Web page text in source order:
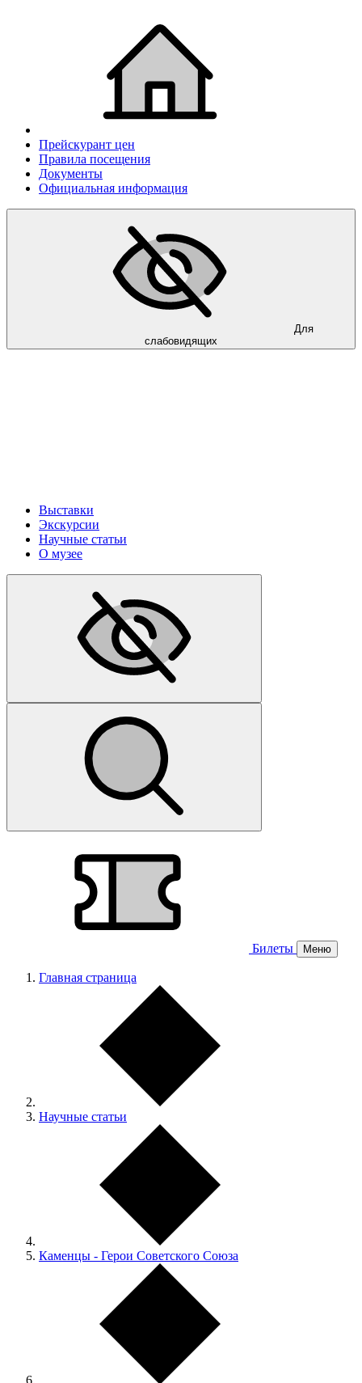
Прейскурант цен
Правила посещения
Документы
Официальная информация
Для
слабовидящих
Выставки
Экскурсии
Научные статьи
О музее
Билеты Меню
Главная страница
Научные статьи
Каменцы - Герои Советского Союза